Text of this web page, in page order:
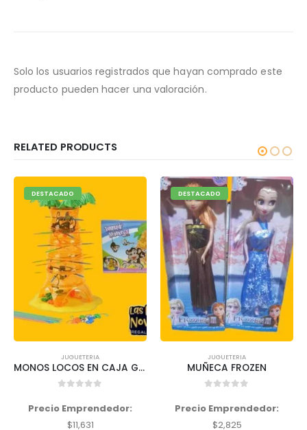
Solo los usuarios registrados que hayan comprado este
producto pueden hacer una valoración.
RELATED PRODUCTS
DESTACADO
JUGUETERIA
MONOS LOCOS EN CAJA GRANDE
Precio Emprendedor:
$11,631
DESTACADO
JUGUETERIA
MUÑECA FROZEN
Precio Emprendedor:
$2,825